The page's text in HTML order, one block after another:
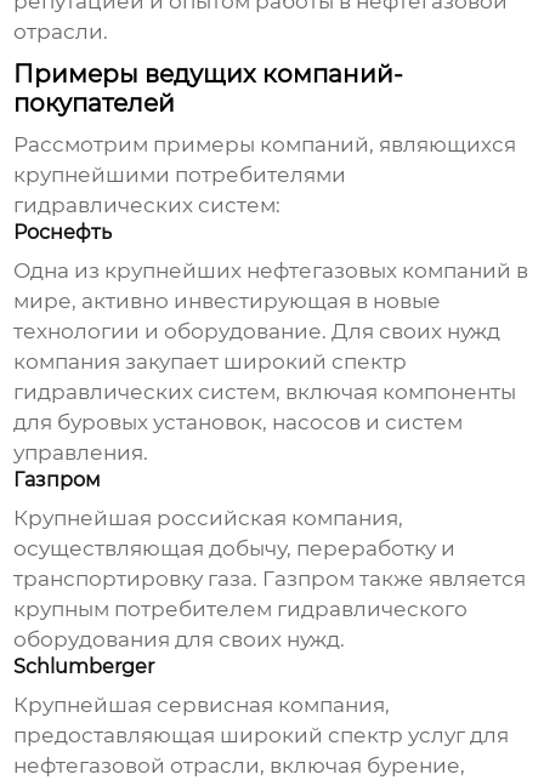
отрасли.
Примеры ведущих компаний-
покупателей
Рассмотрим примеры компаний, являющихся
крупнейшими потребителями
гидравлических систем:
Роснефть
Одна из крупнейших нефтегазовых компаний в
мире, активно инвестирующая в новые
технологии и оборудование. Для своих нужд
компания закупает широкий спектр
гидравлических систем, включая компоненты
для буровых установок, насосов и систем
управления.
Газпром
Крупнейшая российская компания,
осуществляющая добычу, переработку и
транспортировку газа. Газпром также является
крупным потребителем гидравлического
оборудования для своих нужд.
Schlumberger
Крупнейшая сервисная компания,
предоставляющая широкий спектр услуг для
нефтегазовой отрасли, включая бурение,